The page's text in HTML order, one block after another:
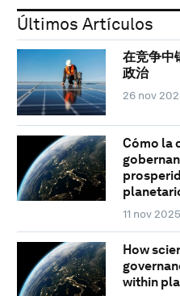
Últimos Artículos
在竞争中
政治
26 nov
Cómo la
11 nov 2025
How
within